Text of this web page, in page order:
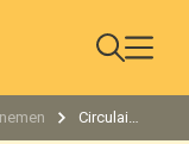
Circulair inkopen